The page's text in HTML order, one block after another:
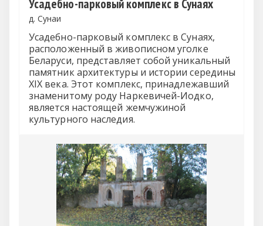
Усадебно-парковый комплекс в Сунаях
д. Сунаи
Усадебно-парковый комплекс в Сунаях,
расположенный в живописном уголке
Беларуси, представляет собой уникальный
памятник архитектуры и истории середины
XIX века. Этот комплекс, принадлежавший
знаменитому роду Наркевичей-Иодко,
является настоящей жемчужиной
культурного наследия.